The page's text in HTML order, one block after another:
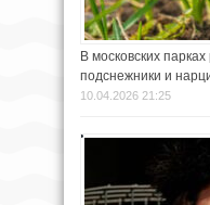
В московских
подснежники и
10.04.2026 21:25